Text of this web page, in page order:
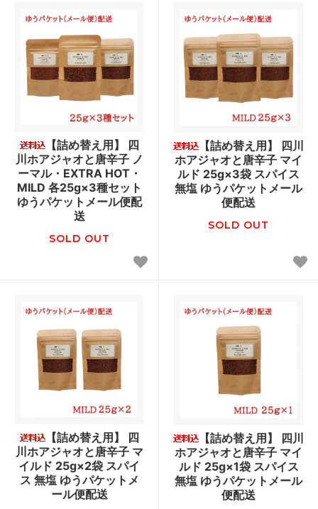
【詰め替え用】 四
川ホアジャオと唐辛子 ノ
ーマル・EXTRA HOT・
MILD 各25g×3種セット
ゆうパケットメール便配
送
SOLD OUT
【詰め替え用】 四川
ホアジャオと唐辛子 マイ
ルド 25g×3袋 スパイス
無塩 ゆうパケットメール
便配送
SOLD OUT
【詰め替え用】 四
川ホアジャオと唐辛子 マ
イルド 25g×2袋 スパイ
ス 無塩 ゆうパケットメ
ール便配送
【詰め替え用】 四川
ホアジャオと唐辛子 マイ
ルド 25g×1袋 スパイス
無塩 ゆうパケットメール
便配送